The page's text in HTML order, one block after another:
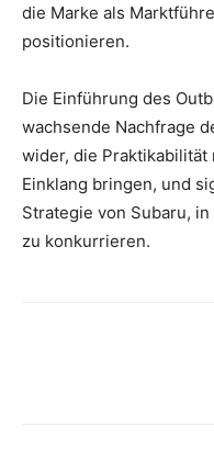
die Marke als
positionieren.
Die Einführung des
wachsende Nachfrage
wider, die
Einklang bringen, und
Strategie von Subaru,
zu konkurrieren.